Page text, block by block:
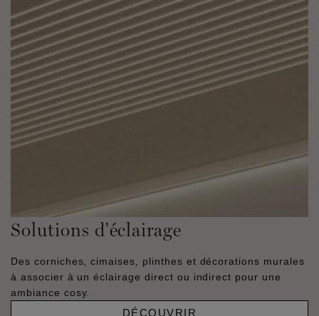
Solutions d'éclairage
Des corniches, cimaises, plinthes et décorations murales
à associer à un éclairage direct ou indirect pour une
ambiance cosy.
DÉCOUVRIR